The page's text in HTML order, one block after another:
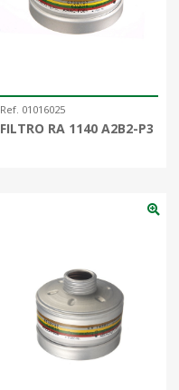
Ref. 01016025
FILTRO RA 1140 A2B2-P3